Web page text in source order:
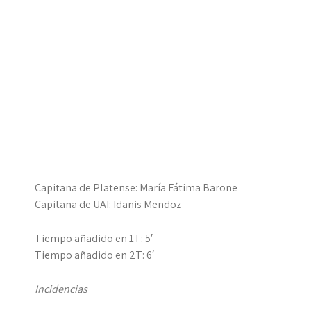
Capitana de Platense: María Fátima Barone
Capitana de UAI: Idanis Mendoz
Tiempo añadido en 1T: 5′
Tiempo añadido en 2T: 6′
Incidencias